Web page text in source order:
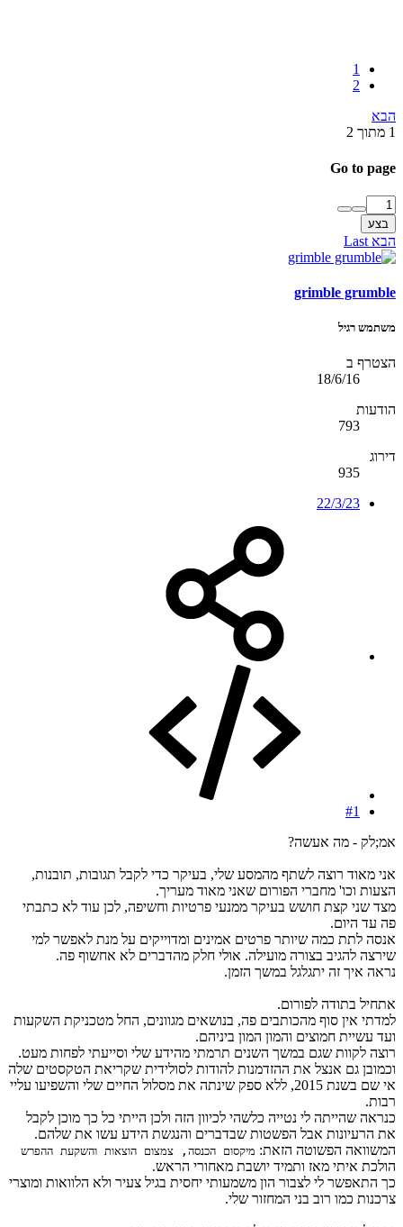
1
2
הבא
1 מתוך 2
Go to page
בצע
הבא Last
grimble grumble
משתמש רגיל
הצטרף ב
18/6/16
הודעות
793
דירוג
935
22/3/23
#1
אמ;לק - מה אעשה?
אני מאוד רוצה לשתף מהמסע שלי, בעיקר כדי לקבל תגובות, תובנות,
הצעות וכו' מחברי הפורום שאני מאוד מעריך.
מצד שני קצת חושש בעיקר ממנעי פרטיות וחשיפה, לכן עוד לא כתבתי
פה עד היום.
אנסה לתת כמה שיותר פרטים אמינים ומדוייקים על מנת לאפשר למי
שירצה להגיב בצורה מועילה. אולי חלק מהדברים לא אחשוף פה.
נראה איך זה יתגלגל במשך הזמן.
אתחיל בתודה לפורום.
למדתי אין סוף מהכותבים פה, בנושאים מגוונים, החל מטכניקת השקעות
ועד עשיית חמוצים והמון המון ביניהם.
רוצה לקוות שגם במשך השנים תרמתי מהידע שלי וסייעתי לפחות מעט.
וכמובן גם אנצל את ההזדמנות להודות לסולידית שקריאת הטקסטים שלה
אי שם בשנת 2015, ללא ספק שינתה את מסלול החיים שלי והשפיעו עליי
רבות.
כנראה שהייתה לי נטייה כלשהי לכיוון הזה ולכן הייתי כל כך מוכן לקבל
את הרעיונות אבל הפשטות שבדברים והנגשת הידע עשו את שלהם.
המשוואה הפשוטה הזאת: מיקסום הכנסה, צמצום הוצאות והשקעת ההפרש
הולכת איתי מאז ותמיד יושבת מאחורי הראש.
כך התאפשר לי לצבור הון משמעותי יחסית בגיל צעיר ולא הלוואות ומוצרי
צרכנות כמו רוב בני המחזור שלי.